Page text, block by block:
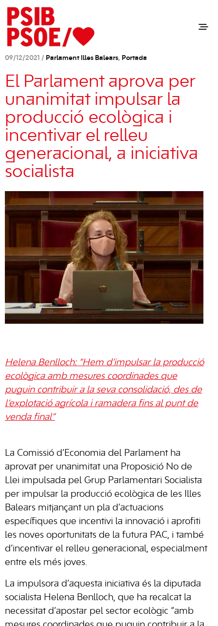
09/12/2021 / Parlament Illes Balears, Portada
El Parlament aprova per
unanimitat impulsar la
producció ecològica i
incentivar el relleu
generacional, a iniciativa
socialista
Helena Benlloch: “Hem d’impulsar la producció
ecològica amb mesures coordinades que
puguin contribuir a la seva consolidació, des de
l’explotació agrícola i ramadera fins al punt de
venda final”
La Comissió d’Economia del Parlament ha
aprovat per unanimitat una Proposició No de
Llei impulsada pel Grup Parlamentari Socialista
per impulsar la producció ecològica de les Illes
Balears mitjançant un pla d’actuacions
específiques que incentivi la innovació i aprofiti
les noves oportunitats de la futura PAC, i també
d’incentivar el relleu generacional, especialment
entre els més joves.
La impulsora d’aquesta iniciativa és la diputada
socialista Helena Benlloch, que ha recalcat la
necessitat d’apostar pel sector ecològic “amb